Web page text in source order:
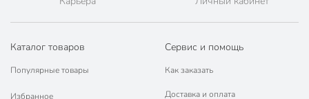
Каталог товаров
Популярные товары
Избранное
Сервис и помощь
Как заказать
Доставка и оплата